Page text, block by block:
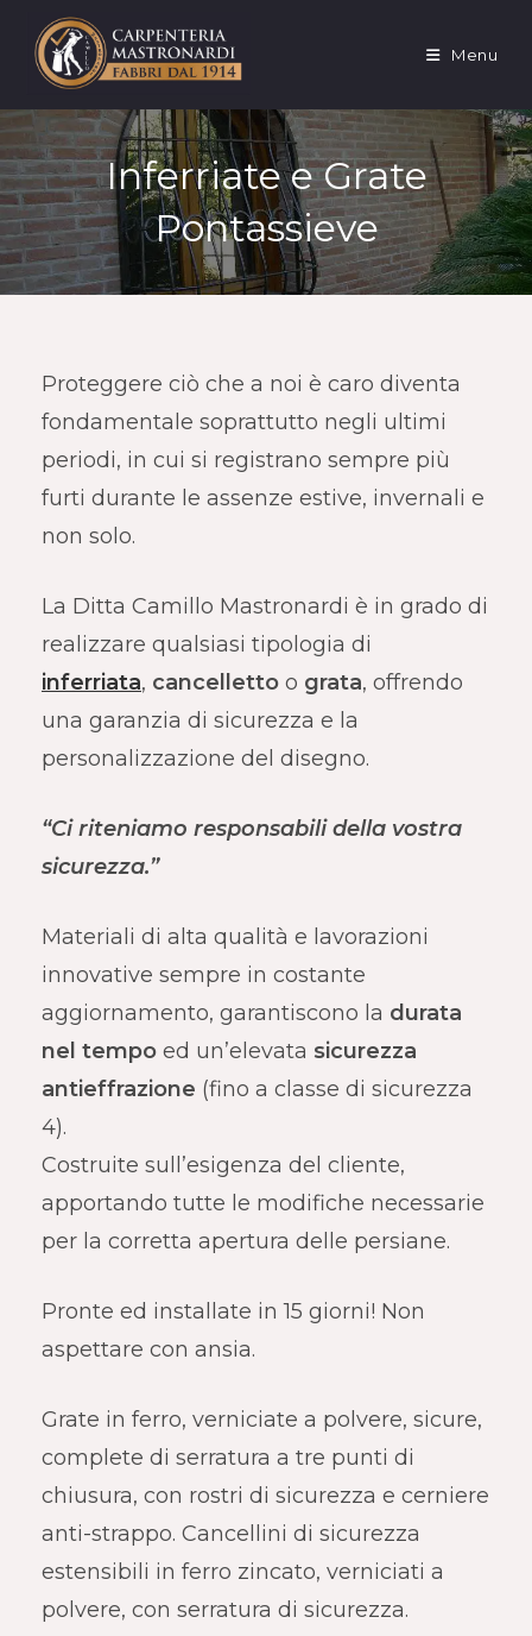
contenuto
Menu
Inferriate e Grate
Pontassieve
Proteggere ciò che a noi è caro diventa
fondamentale soprattutto negli ultimi
periodi, in cui si registrano sempre più
furti durante le assenze estive, invernali e
non solo.
La Ditta Camillo Mastronardi è in grado di
realizzare qualsiasi tipologia di
inferriata, cancelletto o grata, offrendo
una garanzia di sicurezza e la
personalizzazione del disegno.
“Ci riteniamo responsabili della vostra
sicurezza.”
Materiali di alta qualità e lavorazioni
innovative sempre in costante
aggiornamento, garantiscono la durata
nel tempo ed un’elevata sicurezza
antieffrazione (fino a classe di sicurezza
4).
Costruite sull’esigenza del cliente,
apportando tutte le modifiche necessarie
per la corretta apertura delle persiane.
Pronte ed installate in 15 giorni! Non
aspettare con ansia.
Grate in ferro, verniciate a polvere, sicure,
complete di serratura a tre punti di
chiusura, con rostri di sicurezza e cerniere
anti-strappo. Cancellini di sicurezza
estensibili in ferro zincato, verniciati a
polvere, con serratura di sicurezza.